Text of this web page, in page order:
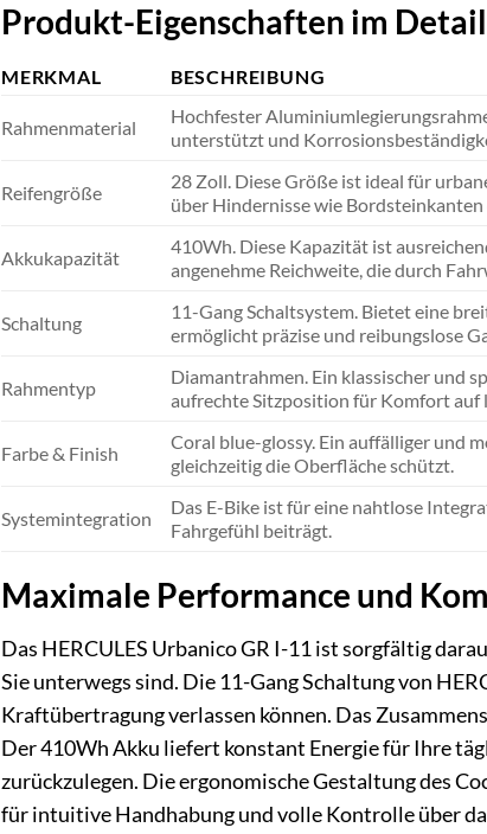
Produkt-Eigenschaften im Detail
MERKMAL BESCHREIBUNG
Rahmenmaterial
Hochfester
unterstützt und
Reifengröße
28 Zoll. Diese Größe ist ideal für
über Hindernisse wie
Akkukapazität
410Wh. Diese Kapazität ist
angenehme Reichweite, die durch
Schaltung
11-Gang Schaltsystem. Bietet eine
ermöglicht präzise und reibungslose
Rahmentyp
Diamantrahmen. Ein klassischer und
aufrechte Sitzposition für Komfort auf
Farbe & Finish
Coral blue-glossy. Ein auffälliger und
gleichzeitig die Oberfläche schützt.
Systemintegration
Das E-Bike ist für eine nahtlose
Fahrgefühl beiträgt.
Maximale Performance und
Das HERCULES Urbanico GR I-11 ist sorgfältig
Sie unterwegs sind. Die 11-Gang Schaltung von
Kraftübertragung verlassen können. Das
Der 410Wh Akku liefert konstant Energie für Ihre
zurückzulegen. Die ergonomische Gestaltung des
für intuitive Handhabung und volle Kontrolle über